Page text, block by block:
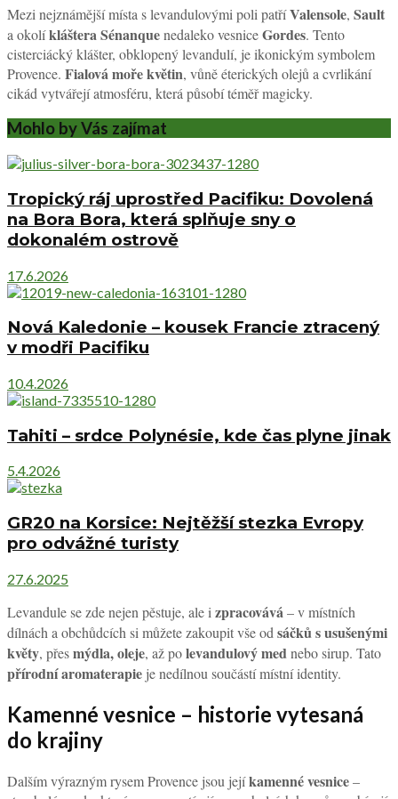
Mezi nejznámější místa s levandulovými poli patříValensole, Sault
a okolíkláštera Sénanquenedaleko vesniceGordes. Tento
cisterciácký klášter, obklopený levandulí, je ikonickým symbolem
Provence. Fialová moře květin, vůně éterických olejů a cvrlikání
cikád vytvářejí atmosféru, která působí téměř magicky.
Mohlo by Vás zajímat
Tropický ráj uprostřed Pacifiku: Dovolená
na Bora Bora, která splňuje sny o
dokonalém ostrově
17.6.2026
Nová Kaledonie – kousek Francie ztracený
v modři Pacifiku
10.4.2026
Tahiti – srdce Polynésie, kde čas plyne jinak
5.4.2026
GR20 na Korsice: Nejtěžší stezka Evropy
pro odvážné turisty
27.6.2025
Levandule se zde nejen pěstuje, ale i zpracovává– v místních
dílnách a obchůdcích si můžete zakoupit vše od sáčků s usušenými
květy, přesmýdla, oleje, až polevandulový mednebo sirup. Tato
přírodní aromaterapie je nedílnou součástí místní identity.
Kamenné vesnice – historie vytesaná
do krajiny
Dalším výrazným rysem Provence jsou jejíkamenné vesnice–